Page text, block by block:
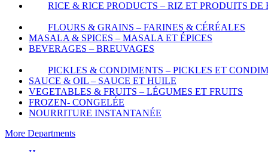
RICE & RICE PRODUCTS – RIZ ET PRODUITS DE
FLOURS & GRAINS – FARINES & CÉRÉALES
MASALA & SPICES – MASALA ET ÉPICES
BEVERAGES – BREUVAGES
PICKLES & CONDIMENTS – PICKLES ET
SAUCE & OIL – SAUCE ET HUILE
VEGETABLES & FRUITS – LÉGUMES ET FRUITS
FROZEN- CONGELÉE
NOURRITURE INSTANTANÉE
More Departments